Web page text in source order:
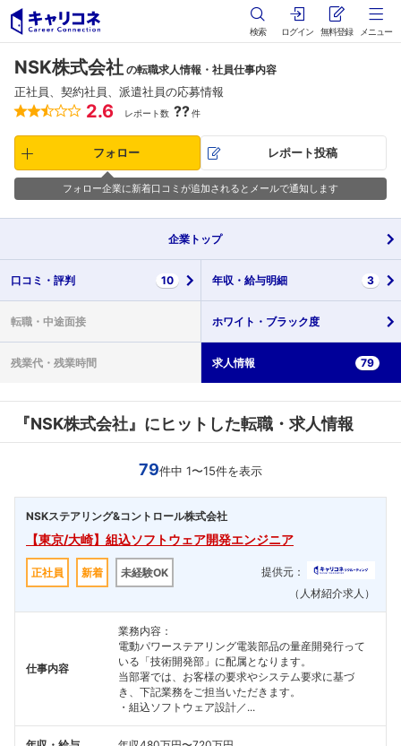
検索 ログイン 無料登録 メニュー
NSK株式会社 の転職求人情報・社員仕事内容
正社員、契約社員、派遣社員の応募情報
2.6 レポート数 ??件
フォロー レポート投稿
フォロー企業に新着口コミが追加されるとメールで通知します
企業 トップ
口コミ・ 評判 10 年収・ 給与明細 3
転職・ 中途面接 ホワイト・ ブラック度
残業代・ 残業時間 求人情報 79
『NSK株式会社』にヒットした転職・求人情報
79件中 1〜15件を表示
NSKステアリング&コントロール株式会社
【東京/大崎】組込ソフトウェア開発エンジニア
正社員 新着 未経験OK
提供元：
（人材紹介求人）
仕事内容
業務内容：
電動パワーステアリング電装部品の量産開発行って
いる「技術開発部」に配属となります。
当部署では、お客様の要求やシステム要求に基づ
き、下記業務をご担当いただきます。
・組込ソフトウェア設計／...